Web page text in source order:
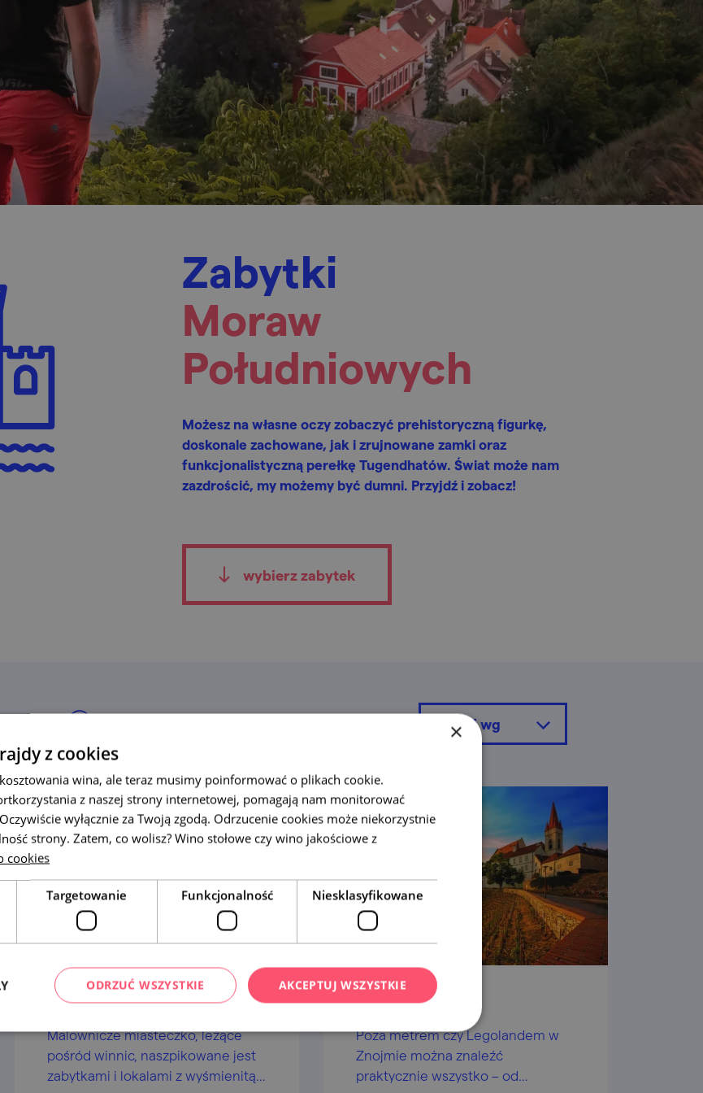
Zabytki
Moraw
Południowych
Możesz na własne oczy zobaczyć prehistoryczną figurkę,
doskonale zachowane, jak i zrujnowane zamki oraz
funkcjonalistyczną perełkę Tugendhatów. Świat może nam
zazdrościć, my możemy być dumni. Przyjdź i zobacz!
wybierz zabytek
sortuj wg
Miasto Mikulov
Malownicze miasteczko, leżące
pośród winnic, naszpikowane jest
zabytkami i lokalami z wyśmienitą
Miasto Znojmo
Poza metrem czy Legolandem w
Znojmie można znaleźć
praktycznie wszystko – od
×
z cookies
wina, ale teraz musimy poinformować o plikach cookie.
z naszej strony internetowej, pomagają nam monitorować
wyłącznie za Twoją zgodą. Odrzucenie cookies może niekorzystnie
strony. Zatem, co wolisz? Wino stołowe czy wino jakościowe z
cookies
Targetowanie Funkcjonalność Niesklasyfikowane
AKCEPTUJ WSZYSTKIE
ODRZUĆ WSZYSTKIE